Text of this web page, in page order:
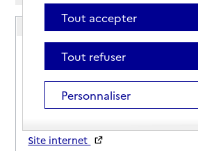
Résidence autonomie Mandrillon
Adresse
164 rue Pasteur
39220-Les Rousses
03 84 60 39 15
Site internet
Tout accepter
Tout refuser
Personnaliser